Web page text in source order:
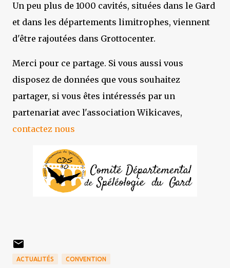
Un peu plus de 1000 cavités, situées dans le Gard
et dans les départements limitrophes, viennent
d'être rajoutées dans Grottocenter.
Merci pour ce partage. Si vous aussi vous
disposez de données que vous souhaitez
partager, si vous êtes intéressés par un
partenariat avec l'association Wikicaves,
contactez nous
ACTUALITÉS CONVENTION